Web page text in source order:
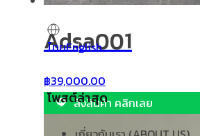
English
ไทย
โพสต์ล่าสุด
Adsa001
฿39,000.00
สั่งสินค้า คลิกเลย